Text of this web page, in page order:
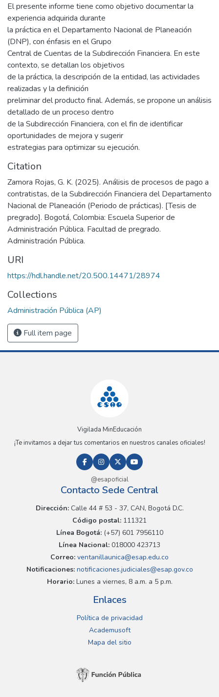
El presente informe tiene como objetivo documentar la
experiencia adquirida durante
la práctica en el Departamento Nacional de Planeación
(DNP), con énfasis en el Grupo
Central de Cuentas de la Subdirección Financiera. En este
contexto, se detallan los objetivos
de la práctica, la descripción de la entidad, las actividades
realizadas y la definición
preliminar del producto final. Además, se propone un análisis
detallado de un proceso dentro
de la Subdirección Financiera, con el fin de identificar
oportunidades de mejora y sugerir
estrategias para optimizar su ejecución.
Citation
Zamora Rojas, G. K. (2025). Análisis de procesos de pago a
contratistas, de la Subdirección Financiera del Departamento
Nacional de Planeación (Periodo de prácticas). [Tesis de
pregrado]. Bogotá, Colombia: Escuela Superior de
Administración Pública. Facultad de pregrado.
Administración Pública.
URI
https://hdl.handle.net/20.500.14471/28974
Collections
Administración Pública (AP)
Full item page
Vigilada MinEducación
¡Te invitamos a dejar tus comentarios en nuestros canales oficiales!
@esapoficial
Contacto Sede Central
Dirección:Calle 44 # 53 - 37, CAN, Bogotá D.C.
Código postal: 111321
Línea Bogotá:(+57) 601 7956110
Línea Nacional: 018000 423713
Correo: ventanillaunica@esap.edu.co
Notificaciones:notificaciones.judiciales@esap.gov.co
Horario:Lunes a viernes, 8 a.m. a 5 p.m.
Enlaces
Política de privacidad
Academusoft
Mapa del sitio